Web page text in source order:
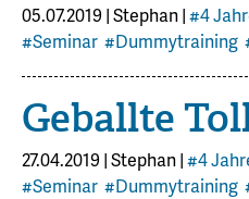
05.07.2019 |Stephan|#4
#Seminar #Dummytraining
Geballte
27.04.2019 |Stephan|#4
#Seminar #Dummytraining